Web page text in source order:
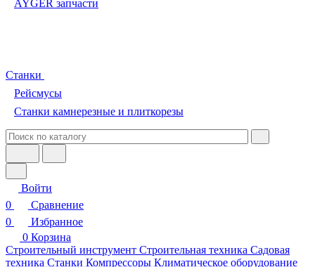
AYGER запчасти
Станки
Рейсмусы
Станки камнерезные и плиткорезы
Войти
0
Сравнение
0
Избранное
0 Корзина
Строительный инструмент Строительная техника Садовая
техника Станки Компрессоры Климатическое оборудование